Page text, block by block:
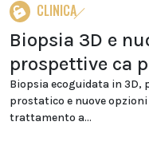
CLINICA
Biopsia 3D e
prospettive ca
Biopsia ecoguidata in 3D,
prostatico e nuove
trattamento a...